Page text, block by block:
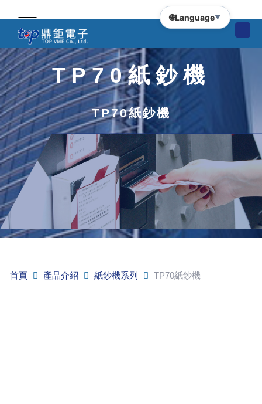
🌐Language▼
TP70紙鈔機
TP70紙鈔機
首頁 產品介紹 紙鈔機系列 TP70紙鈔機